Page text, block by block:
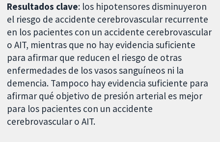
Resultados clave: los hipotensores disminuyeron
el riesgo de accidente cerebrovascular recurrente
en los pacientes con un accidente cerebrovascular
o AIT, mientras que no hay evidencia suficiente
para afirmar que reducen el riesgo de otras
enfermedades de los vasos sanguíneos ni la
demencia. Tampoco hay evidencia suficiente para
afirmar qué objetivo de presión arterial es mejor
para los pacientes con un accidente
cerebrovascular o AIT.